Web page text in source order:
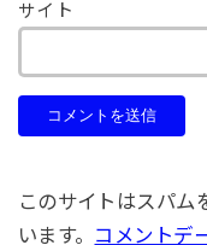
サイト
このサイトはスパム
います。 コメントデ